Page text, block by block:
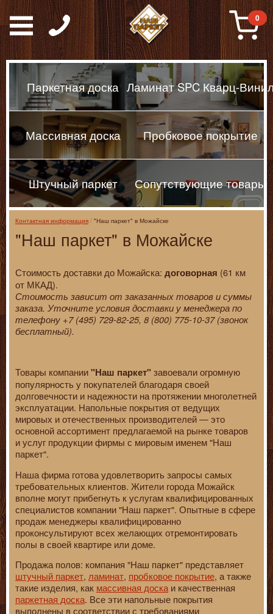
Паркет, Штучный
0
Паркетная доска Ламинат SPC Кварц-
Массивная доска Пробковое покрытие
Штучный паркет Сопутствующие товары
Контактная информация "Наш паркет" в Можайске
"Наш паркет" в Можайске
Стоимость доставки до Можайска: договорная (61 км
от МКАД).
Стоимость зависит от заказанных товаров и суммы
заказа. Уточните условия доставки у менеджера по
телефону +7 (495) 729-82-25, 8 (800) 775-10-37 (звонок
бесплатный).
Товары компании"Наш паркет"завоевали огромную
популярность у покупателей благодаря своей
долговечности и надежности на протяжении многолетней
эксплуатации. Напольные покрытия от ведущих
мировых и отечественных производителей — это
основной ассортимент предлагаемой на рынке товаров
и услуг продукции фирмы с мировым именем "Наш
паркет".
Наша фирма готова удовлетворить запросы самых
требовательных клиентов. Жители города Можайск
вполне могут прибегнуть к услугам квалифицированных
специалистов компании "Наш паркет". Опытные в сфере
продаж менеджеры квалифицированно
проконсультируют всех желающих отремонтировать
полы в своей квартире или доме.
Продажа полов: компания "Наш паркет" представляет
штучный паркет, ламинат, пробковое покрытие, а также
такие изделия, как массивная доскаи качественная
паркетная доска. Все эти напольные покрытия
выполнены в соответствии с требованиями